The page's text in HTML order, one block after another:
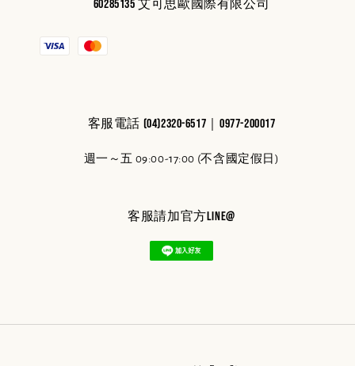
60285135 艾可思歐國際有限公司
客服電話 (04)2320-6517｜0977-200017
週一～五 09:00-17:00 (不含國定假日)
客服請加官方line@